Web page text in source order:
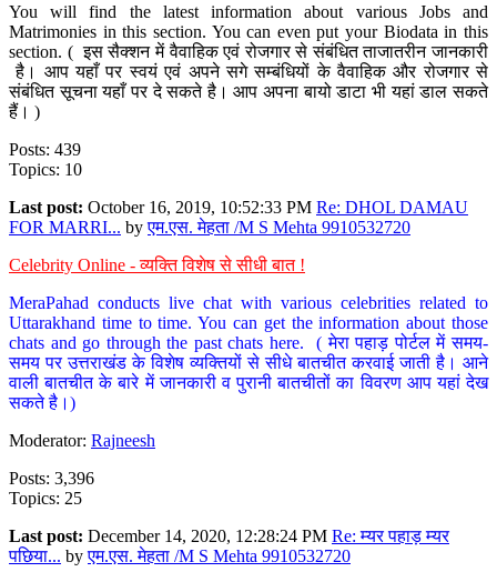
You will find the latest information about various Jobs and
Matrimonies in this section. You can even put your Biodata in this
section. ( इस सैक्शन में वैवाहिक एवं रोजगार से संबंधित ताजातरीन जानकारी
है। आप यहाँ पर स्वयं एवं अपने सगे सम्बंधियों के वैवाहिक और रोजगार से
संबंधित सूचना यहाँ पर दे सकते है। आप अपना बायो डाटा भी यहां डाल सकते
हैं। )
Posts: 439
Topics: 10
Last post: October 16, 2019, 10:52:33 PM Re: DHOL DAMAU
FOR MARRI... byएम.एस. मेहता /M S Mehta 9910532720
Celebrity Online - व्यक्ति विशेष से सीधी बात !
MeraPahad conducts live chat with various celebrities related to
Uttarakhand time to time. You can get the information about those
chats and go through the past chats here. ( मेरा पहाड़ पोर्टल में समय-
समय पर उत्तराखंड के विशेष व्यक्तियों से सीधे बातचीत करवाई जाती है। आने
वाली बातचीत के बारे में जानकारी व पुरानी बातचीतों का विवरण आप यहां देख
सकते है।)
Moderator: Rajneesh
Posts: 3,396
Topics: 25
Last post: December 14, 2020, 12:28:24 PM Re: म्यर पहाड़ म्यर
पछिया... byएम.एस. मेहता /M S Mehta 9910532720